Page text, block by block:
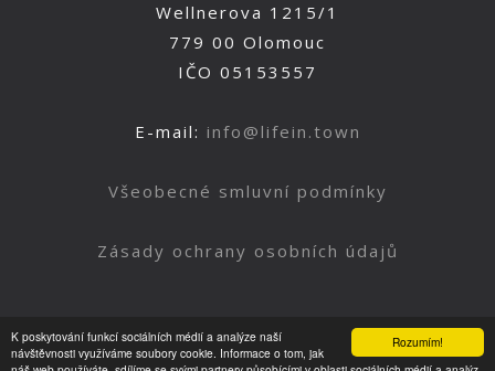
Rozumím!
K poskytování funkcí sociálních médií a analýze naší
návštěvnosti využíváme soubory cookie. Informace o tom, jak
Wellnerova 1215/1
779 00 Olomouc
IČO 05153557
E-mail: info@lifein.town
Všeobecné smluvní podmínky
Zásady ochrany osobních údajů
Nahoru